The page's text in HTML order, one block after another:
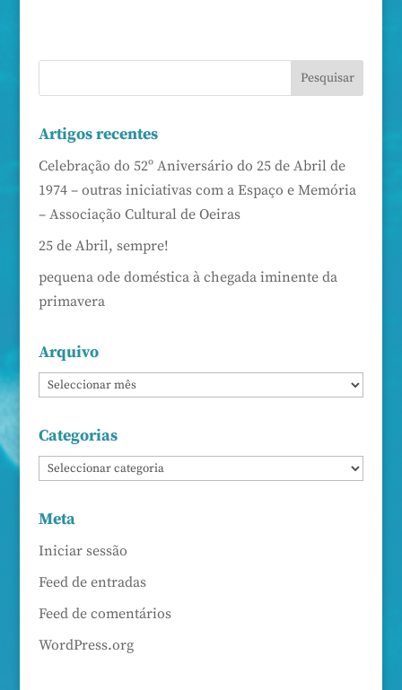
Artigos recentes
Celebração do 52º Aniversário do 25 de Abril de
1974 – outras iniciativas com a Espaço e Memória
– Associação Cultural de Oeiras
25 de Abril, sempre!
pequena ode doméstica à chegada iminente da
primavera
Arquivo
Categorias
Meta
Iniciar sessão
Feed de entradas
Feed de comentários
WordPress.org